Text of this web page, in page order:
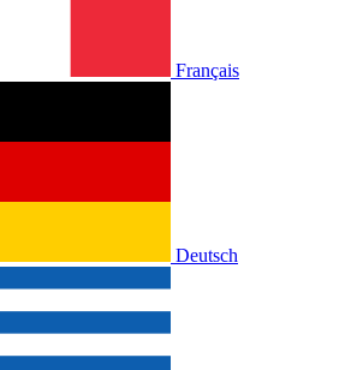
Français
Deutsch